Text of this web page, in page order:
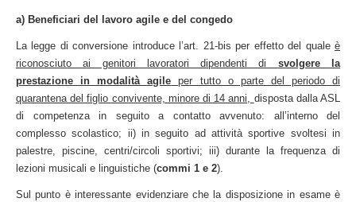
a) Beneficiari del lavoro agile e del congedo
La legge di conversione introduce l’art. 21-bis per effetto del quale è
riconosciuto ai genitori lavoratori dipendenti di svolgere la
prestazione in modalità agile per tutto o parte del periodo di
quarantena del figlio convivente, minore di 14 anni, disposta dalla ASL
di competenza in seguito a contatto avvenuto: all’interno del
complesso scolastico; ii) in seguito ad attività sportive svoltesi in
palestre, piscine, centri/circoli sportivi; iii) durante la frequenza di
lezioni musicali e linguistiche (commi 1 e 2).
Sul punto è interessante evidenziare che la disposizione in esame è